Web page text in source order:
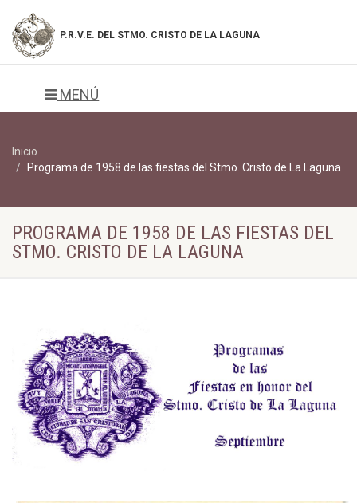
P.R.V.E. DEL STMO. CRISTO DE LA LAGUNA
MENÚ
Inicio
Programa de 1958 de las fiestas del Stmo. Cristo de La Laguna
PROGRAMA DE 1958 DE LAS FIESTAS DEL
STMO. CRISTO DE LA LAGUNA